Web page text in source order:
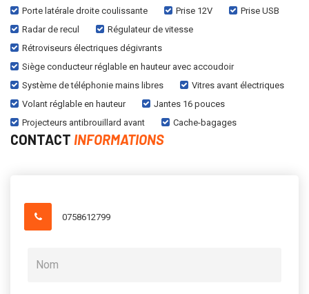
Porte latérale droite coulissante Prise 12V
Prise USB
Radar de recul
Régulateur de vitesse
Rétroviseurs électriques dégivrants
Siège conducteur réglable en hauteur avec accoudoir
Système de téléphonie mains libres
Vitres avant électriques
Volant réglable en hauteur
Jantes 16 pouces
Projecteurs antibrouillard avant
Cache-bagages
CONTACT INFORMATIONS
0758612799